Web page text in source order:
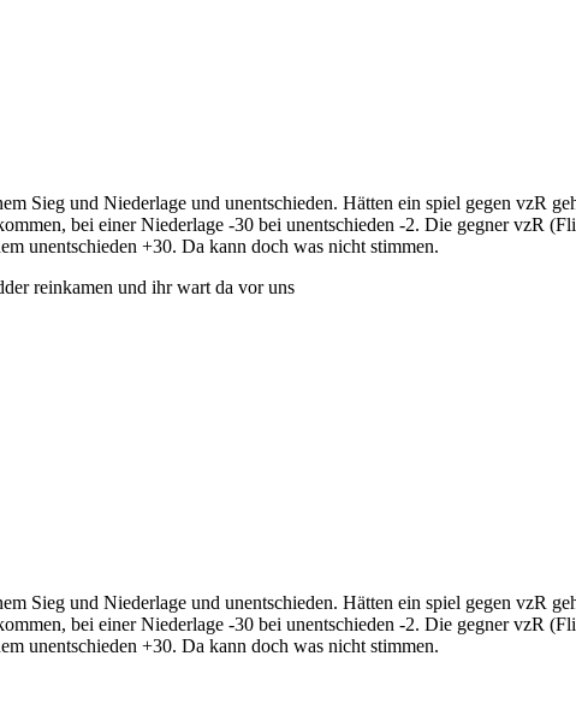
Sieg und Niederlage und unentschieden. Hätten ein spiel gegen vzR
bei einer Niederlage -30 bei unentschieden -2. Die gegner vzR
unentschieden +30. Da kann doch was nicht stimmen.
reinkamen und ihr wart da vor uns
Sieg und Niederlage und unentschieden. Hätten ein spiel gegen vzR
bei einer Niederlage -30 bei unentschieden -2. Die gegner vzR
unentschieden +30. Da kann doch was nicht stimmen.